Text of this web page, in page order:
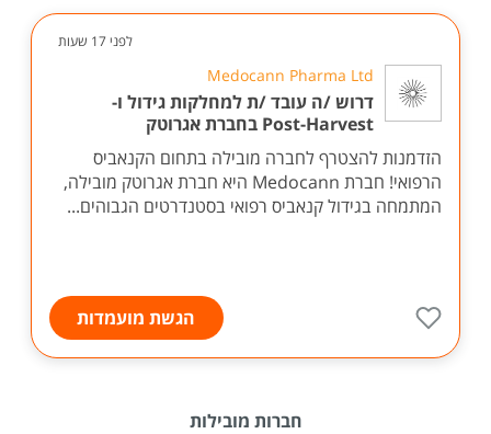
לפני 17 שעות
Medocann Pharma Ltd
דרוש /ה עובד /ת למחלקות גידול ו-
Post-Harvest בחברת אגרוטק
הזדמנות להצטרף לחברה מובילה בתחום הקנאביס
הרפואי! חברת Medocann היא חברת אגרוטק מובילה,
המתמחה בגידול קנאביס רפואי בסטנדרטים הגבוהים...
הגשת מועמדות
חברות מובילות